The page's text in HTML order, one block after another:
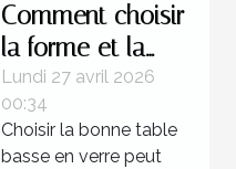
Comment choisir
la forme et la
couleur de votre
table basse en
verre ?
Lundi 27 avril 2026
00:34
Choisir la bonne table
basse en verre peut